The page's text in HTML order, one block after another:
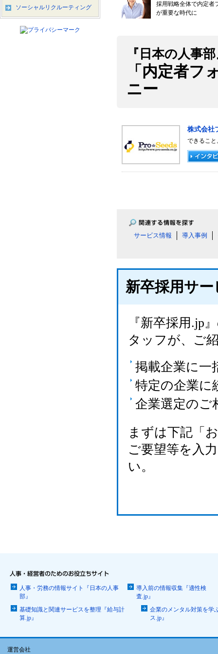
採用戦略全体で内定者
が重要な時代に
『日本の人事
「内定者フ
ニー
株式会社
できるこ
サービス情報 導入事例
新卒採用サ
『新卒採用.jp
タッフが、ご
掲載企業に一
特定の企業に
企業選定のご
まずは下記「
ご要望等を入
い。
ソーシャルリクルーティング
人事・労務の情報サイト『日本の人事
部』
導入前の情報収集『適性検
査.jp』
基礎知識と関連サービスを整理『給与計
算.jp』
企業のメンタル対策を学
ス.jp』
運営会社